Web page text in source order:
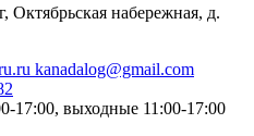
Октябрьская набережная, д.
kanadalog@gmail.com
17:00, выходные 11:00-17:00